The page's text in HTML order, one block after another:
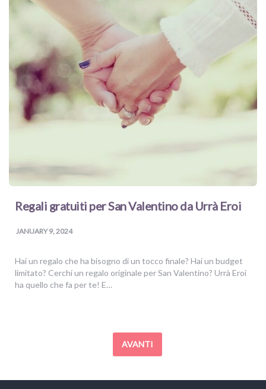
Regali gratuiti per San Valentino da Urrà Eroi
JANUARY 9, 2024
Hai un regalo che ha bisogno di un tocco finale? Hai un budget
limitato? Cerchi un regalo originale per San Valentino? Urrà Eroi
ha quello che fa per te! E…
AVANTI